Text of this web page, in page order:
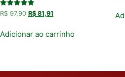
Avaliação
5.00
R$97,90 R$ 81,91
Adicionar ao carrinho